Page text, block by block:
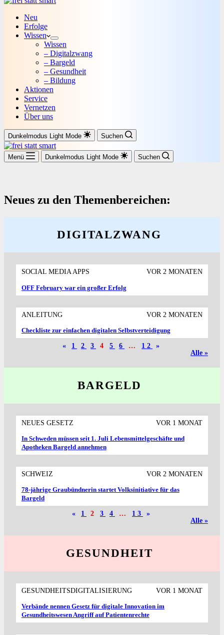
Neu
Erfolge
Wissen
Wissen
– Digitalzwang
– Bargeld
– Gesundheit
– Bildung
Aktionen
Service
Vernetzen
Über uns
Dunkelmodus Light Mode Suchen
Menü Dunkelmodus Light Mode Suchen
Neues zu den Themenbereichen:
DIGITALZWANG
SOCIAL MEDIA APPS VOR 2 MONATEN
OFF February war ein großer Erfolg
ANLEITUNG VOR 2 MONATEN
Checkliste zur einfachen digitalen Selbstverteidigung
« 1 2 3 4 5 6 … 12
»
Alle »
BARGELD
NEUES GESETZ VOR 1 MONAT
In Schweden müssen seit 1. Juli Lebensmittelgeschäfte und
Apotheken Bargeld annehmen
SCHWEIZ VOR 2 MONATEN
78-jährige Graubündnerin startet Volksinitiative für das
Bargeld
« 1 2 3 4 … 13
»
Alle »
GESUNDHEIT
GESUNDHEITSDIGITALISIERUNG VOR 1 MONAT
Verbände nennen Gesetz für digitale Innovation im
Gesundheitswesen Angriff auf Patientenrechte